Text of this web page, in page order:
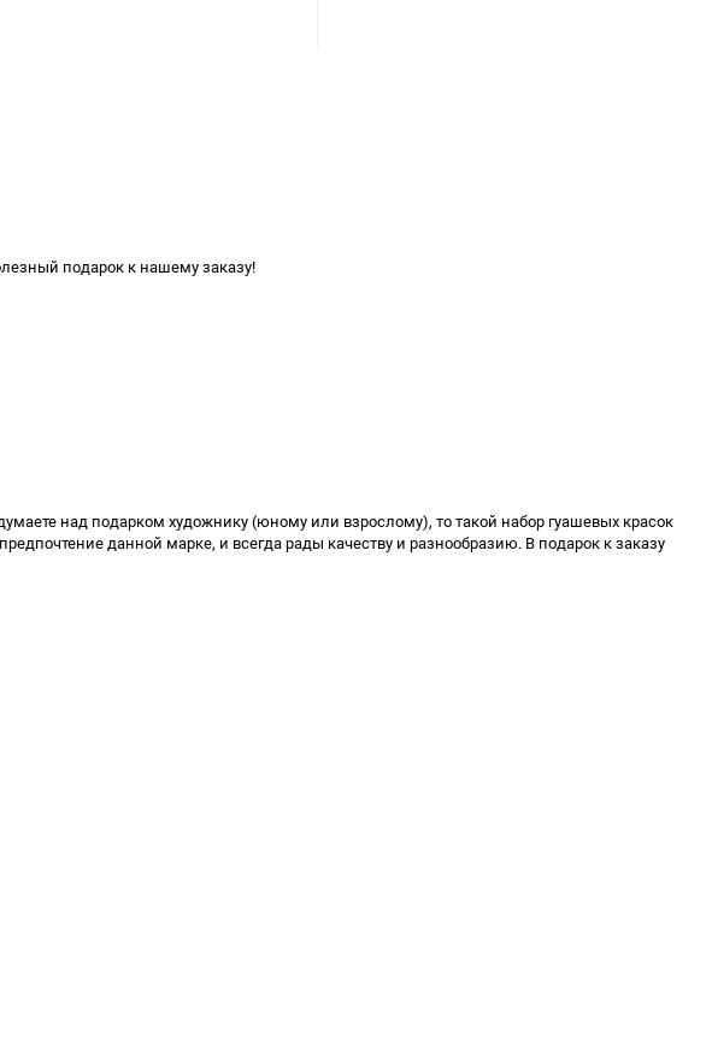
подарок к нашему заказу!
над подарком художнику (юному или взрослому), то такой набор гуашевых красок
данной марке, и всегда рады качеству и разнообразию. В подарок к заказу